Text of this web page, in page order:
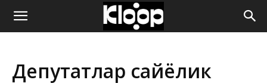
ҚИРҒИЗИСТОН
ЯНГИЛИКЛАРИ
Депутатлар сайёҳлик